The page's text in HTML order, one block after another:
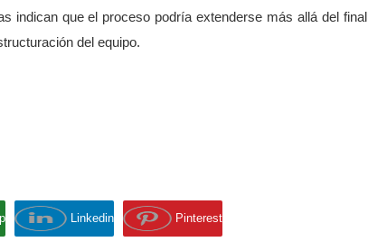
indican que el proceso podría extenderse más allá del final
del equipo.
Linkedin Pinterest